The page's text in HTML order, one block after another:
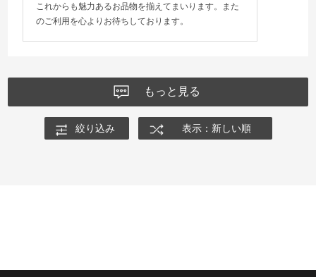
これからも魅力あるお品物を揃えてまいります。また
のご利用を心よりお待ちしております。
もっと見る
絞り込み 表示：新しい順